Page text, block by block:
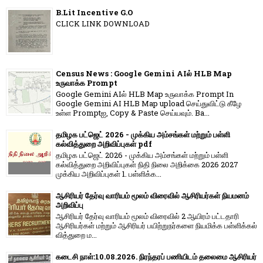
B.Lit Incentive G.O
CLICK LINK DOWNLOAD
Census News : Google Gemini AIல் HLB Map
உருவாக்க Prompt
Google Gemini AIல் HLB Map உருவாக்க Prompt In
Google Gemini AI HLB Map upload செய்துவிட்டு கீழே
உள்ள Promptஐ, Copy & Paste செய்யவும். Ba...
தமிழக பட்ஜெட் 2026 - முக்கிய அம்சங்கள் மற்றும் பள்ளி
கல்வித்துறை அறிவிப்புகள் pdf
தமிழக பட்ஜெட் 2026 - முக்கிய அம்சங்கள் மற்றும் பள்ளி
கல்வித்துறை அறிவிப்புகள் நிதி நிலை அறிக்கை 2026 2027
முக்கிய அறிவிப்புகள் 1. பள்ளிக்க...
ஆசிரியர் தேர்வு வாரியம் மூலம் விரைவில் ஆசிரியர்கள் நியமனம்
அறிவிப்பு
ஆசிரியர் தேர்வு வாரி​யம் மூலம் விரை​வில் 2 ஆயிரம் பட்​ட​தாரி
ஆசிரியர்​கள் மற்​றும் ஆசிரியர் பயிற்றுநர்​களை நியமிக்க பள்​ளிக்​கல்​
வித்​துறை ம...
கடைசி நாள்:10.08.2026. நிரந்தரப் பணியிடம் தலைமை ஆசிரியர்